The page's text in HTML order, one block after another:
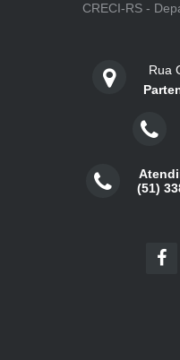
CRECI-RS -
Rua
(51)